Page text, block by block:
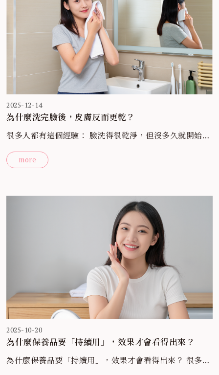
2025-12-14
為什麼洗完臉後，皮膚反而更乾？
很多人都有這個經驗： 臉洗得很乾淨，但沒多久就開始覺
清潔過度。 📌 當清潔力太強時，會發生三件事： 1️⃣ 皮膚
more
2025-10-20
為什麼保養品要「持續用」，效果才會看得出來？
為什麼保養品要「持續用」，效果才會看得出來？ 很多人